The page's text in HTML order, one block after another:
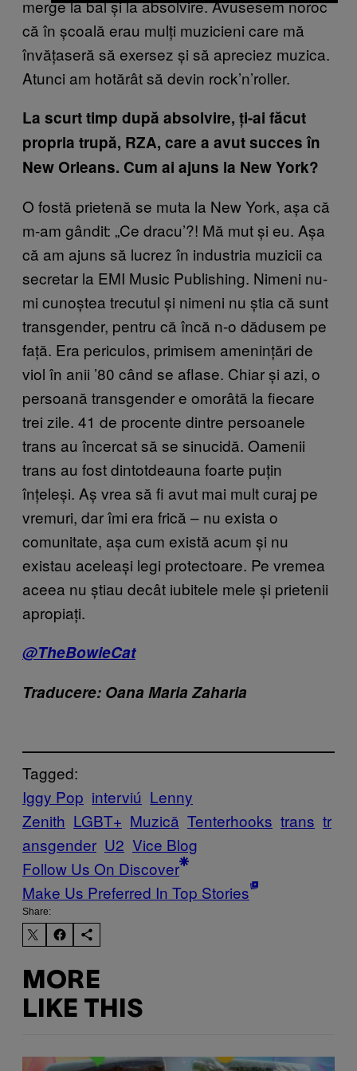
merge la bal și la absolvire. Avusesem noroc
că în școală erau mulți muzicieni care mă
învățaseră să exersez și să apreciez muzica.
Atunci am hotărât să devin rock’n’roller.
La scurt timp după absolvire, ți-ai făcut
propria trupă, RZA, care a avut succes în
New Orleans. Cum ai ajuns la New York?
O fostă prietenă se muta la New York, așa că
m-am gândit: „Ce dracu’?! Mă mut și eu. Așa
că am ajuns să lucrez în industria muzicii ca
secretar la EMI Music Publishing. Nimeni nu-
mi cunoștea trecutul și nimeni nu știa că sunt
transgender, pentru că încă n-o dădusem pe
față. Era periculos, primisem amenințări de
viol în anii ’80 când se aflase. Chiar și azi, o
persoană transgender e omorâtă la fiecare
trei zile. 41 de procente dintre persoanele
trans au încercat să se sinucidă. Oamenii
trans au fost dintotdeauna foarte puțin
înțeleși. Aș vrea să fi avut mai mult curaj pe
vremuri, dar îmi era frică – nu exista o
comunitate, așa cum există acum și nu
existau aceleași legi protectoare. Pe vremea
aceea nu știau decât iubitele mele și prietenii
apropiați.
@TheBowieCat
Traducere: Oana Maria Zaharia
Tagged:
Iggy Pop interviú Lenny
Zenith LGBT+ Muzică Tenterhooks trans tr
ansgender U2 Vice Blog
Follow Us On Discover
Make Us Preferred In Top Stories
Share:
MORE
LIKE THIS